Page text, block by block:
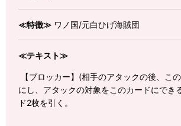
≪特徴≫ ワノ国/元白ひげ海賊団
≪テキスト≫
【ブロッカー】(相手のアタックの後、こ
にし、アタックの対象をこのカードにでき
ド2枚を引く。